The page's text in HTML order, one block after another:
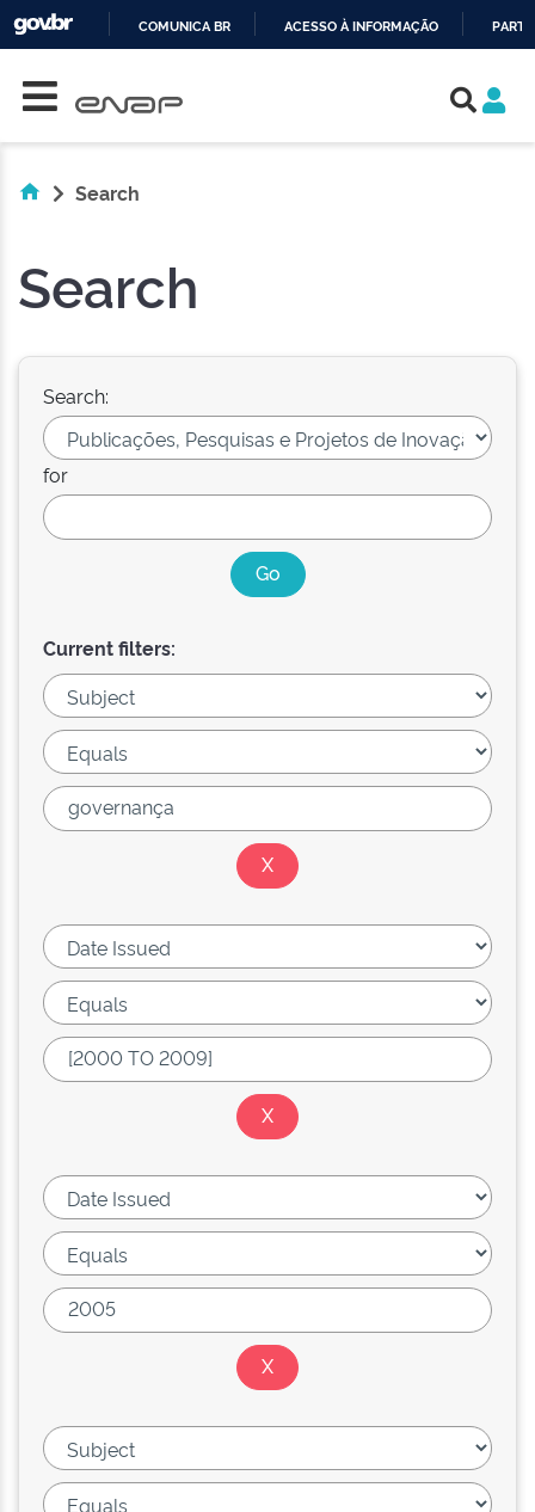
COMUNICA BR ACESSO À INFORMAÇÃO
Search
Search
Search:
for
Current filters: